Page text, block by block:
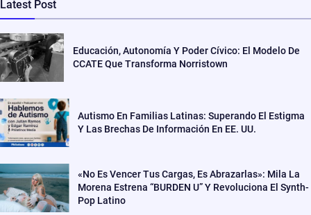
Latest Post
Educación, Autonomía Y Poder Cívico: El Modelo De
CCATE Que Transforma Norristown
Autismo En Familias Latinas: Superando El Estigma
Y Las Brechas De Información En EE. UU.
«No Es Vencer Tus Cargas, Es Abrazarlas»: Mila La
Morena Estrena “BURDEN U” Y Revoluciona El Synth-
Pop Latino